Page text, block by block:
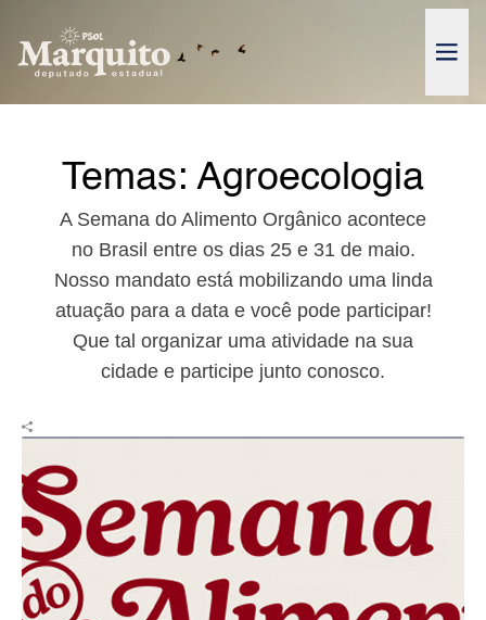
Abrir
Temas: Agroecologia
A Semana do Alimento Orgânico acontece
no Brasil entre os dias 25 e 31 de maio.
Nosso mandato está mobilizando uma linda
atuação para a data e você pode participar!
Que tal organizar uma atividade na sua
cidade e participe junto conosco.